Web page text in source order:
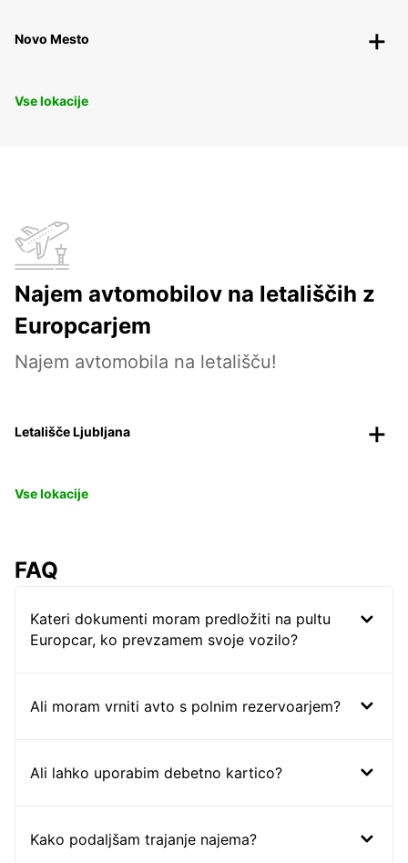
Novo Mesto
Vse lokacije
Najem avtomobilov na letališčih z
Europcarjem
Najem avtomobila na letališču!
Letališče Ljubljana
Vse lokacije
FAQ
Kateri dokumenti moram predložiti na pultu
Europcar, ko prevzamem svoje vozilo?
Ali moram vrniti avto s polnim rezervoarjem?
Ali lahko uporabim debetno kartico?
Kako podaljšam trajanje najema?